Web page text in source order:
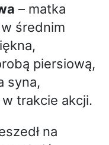
– matka
średnim
piersiową,
syna,
trakcie akcji.
na